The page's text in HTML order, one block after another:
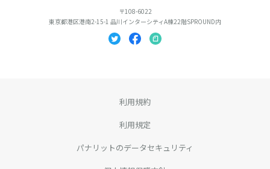
〒108-6022
東京都港区港南2-15-1 品川インターシティA棟22階SPROUND内
利用規約
利用規定
パナリットのデータセキュリティ